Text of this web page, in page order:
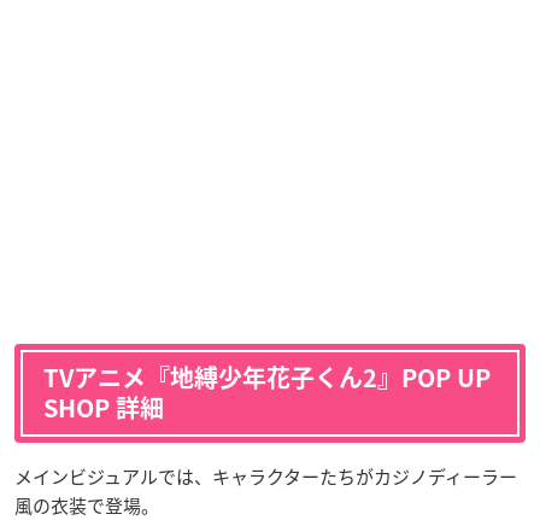
TVアニメ『地縛少年花子くん2』POP UP
SHOP 詳細
メインビジュアルでは、キャラクターたちがカジノディーラー
風の衣装で登場。